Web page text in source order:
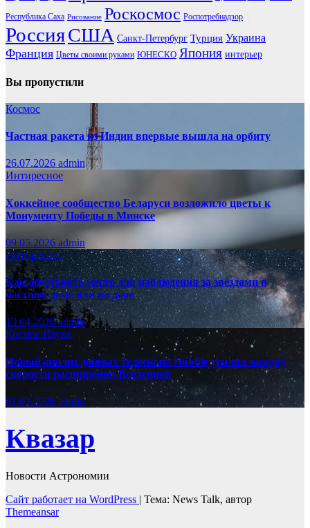
Республика Саха Рисование Роскосмос Роспотребнадзор
РоссияСША Санкт-Петербург Турция Украина
Франция Цветы своими руками ЮНЕСКО Япония интерьер
Вы пропустили
Космос
Частная ракета из Индии впервые вышла на орбиту
26.07.2026 admin
Интиресное
Хоккейное сообщество Беларуси возложило цветы к
Монументу Победы в Минске
09.05.2026 admin
Интиресное
Как обустроить место для наблюдения за звёздами в
частном доме или на даче
13.04.2026admin
Космос Наука
Новый анализ данных телескопа Hubble усилил загадку
скорости расширения Вселенной
01.03.2026admin
Квазар
Новости Астрономии
Сайт работает на WordPress | Тема: News Talk, автор
Themeansar